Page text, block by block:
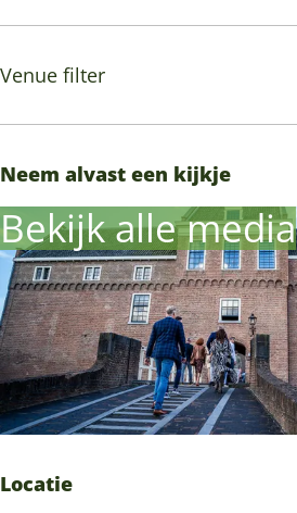
Venue filter
Neem alvast een kijkje
Bekijk alle media
Locatie